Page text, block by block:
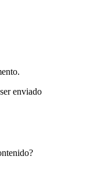
enviado